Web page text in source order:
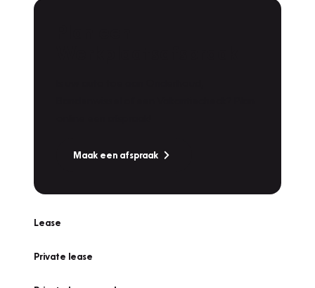
Maak een afspraak
Lease
Private lease